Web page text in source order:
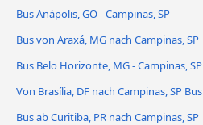
Bus Anápolis, GO - Campinas, SP
Bus von Araxá, MG nach Campinas, SP
Bus Belo Horizonte, MG - Campinas, SP
Von Brasília, DF nach Campinas, SP Bus
Bus ab Curitiba, PR nach Campinas, SP